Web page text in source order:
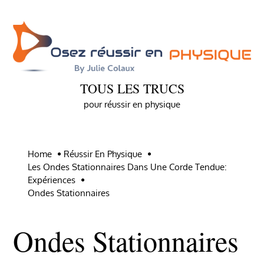
content
TOUS LES TRUCS
pour réussir en physique
Home
Réussir En Physique
Les Ondes Stationnaires Dans Une Corde Tendue:
Expériences
Ondes Stationnaires
Ondes Stationnaires